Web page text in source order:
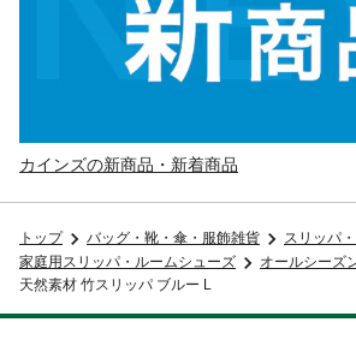
カインズの新商品・新着商品
トップ バッグ・靴・傘・服飾雑貨
スリッパ
家庭用スリッパ・ルームシューズ
オールシーズ
天然素材 竹スリッパ ブルー L